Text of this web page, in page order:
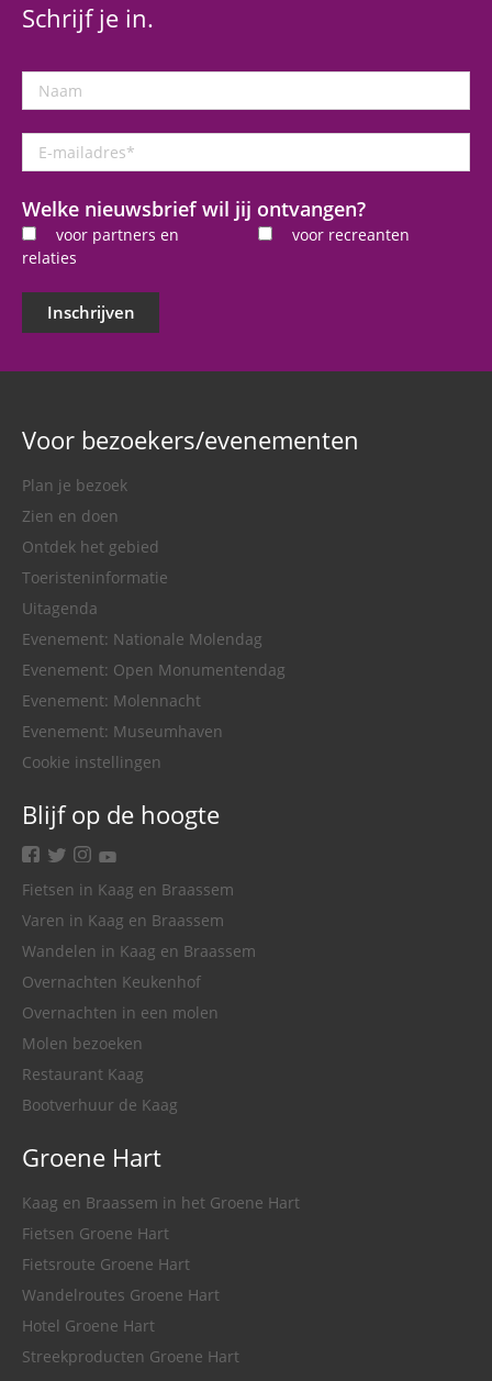
Schrijf je in.
Naam
mailadres
Welke nieuwsbrief wil jij ontvangen?
voor partners en
relaties
voor recreanten
Inschrijven
Voor bezoekers/evenementen
Plan je bezoek
Zien en doen
Ontdek het gebied
Toeristeninformatie
Uitagenda
Evenement: Nationale Molendag
Evenement: Open Monumentendag
Evenement: Molennacht
Evenement: Museumhaven
Cookie instellingen
Blijf op de hoogte
facebook
twitterinstagram
youtube
Fietsen in Kaag en Braassem
Varen in Kaag en Braassem
Wandelen in Kaag en Braassem
Overnachten Keukenhof
Overnachten in een molen
Molen bezoeken
Restaurant Kaag
Bootverhuur de Kaag
Groene Hart
Kaag en Braassem in het Groene Hart
Fietsen Groene Hart
Fietsroute Groene Hart
Wandelroutes Groene Hart
Hotel Groene Hart
Streekproducten Groene Hart